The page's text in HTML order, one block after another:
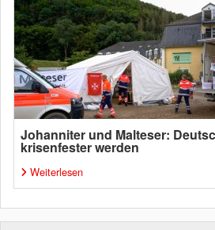
Johanniter und Malteser:
krisenfester werden
Weiterlesen